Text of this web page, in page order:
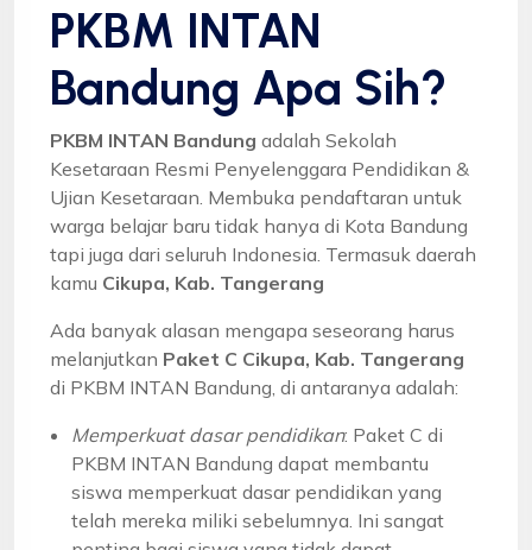
PKBM INTAN
Bandung Apa Sih?
PKBM INTAN Bandung adalah Sekolah
Kesetaraan Resmi Penyelenggara Pendidikan &
Ujian Kesetaraan. Membuka pendaftaran untuk
warga belajar baru tidak hanya di Kota Bandung
tapi juga dari seluruh Indonesia. Termasuk daerah
kamu Cikupa, Kab. Tangerang
Ada banyak alasan mengapa seseorang harus
melanjutkan Paket C Cikupa, Kab. Tangerang
di PKBM INTAN Bandung, di antaranya adalah:
Memperkuat dasar pendidikan: Paket C di
PKBM INTAN Bandung dapat membantu
siswa memperkuat dasar pendidikan yang
telah mereka miliki sebelumnya. Ini sangat